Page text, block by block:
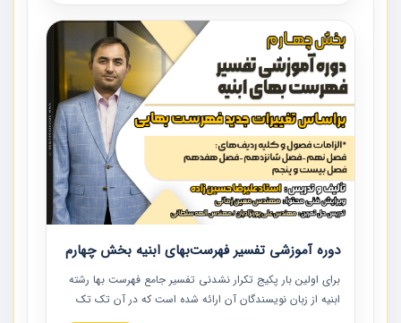
دوره با کلام مهندس علیرضاحسین‌زاده مدیر پروژه مهندسی
مشاور در امر بازنگری فهرست بها رشته ابنیه ارائه شده و به تمام
همکارانی که در حوزه صنعت ساخت در حال فعالیت هستند حتما
توصیه می کنیم از مطالب این دوره استفاده نمایند.
دوره آموزشی تفسیر فهرست‌بهای ابنیه بخش چهارم
برای اولین بار پکیج تکرار نشدنی تفسیر جامع فهرست بها رشته
ابنیه از زبان نویسندگان آن ارائه شده است که در آن تک تک
ردیف ها و مطالب فهرست بها تفسیر و ارائه شده است. این